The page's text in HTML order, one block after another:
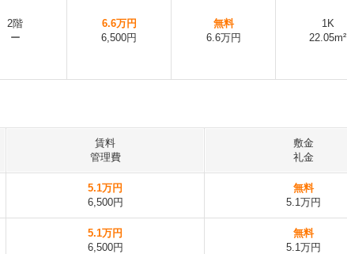
2階
ー
6.6万円
6,500円
無料
6.6万円
1K
22.05m²
賃料
管理費
敷金
礼金
5.1万円
6,500円
無料
5.1万円
5.1万円
6,500円
無料
5.1万円